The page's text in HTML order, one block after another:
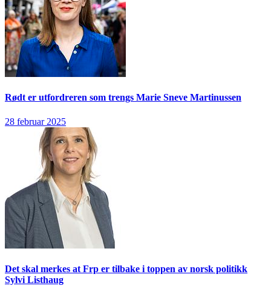
Rødt er utfordreren som trengs Marie Sneve Martinussen
28 februar 2025
Det skal merkes at Frp er tilbake i toppen av norsk politikk
Sylvi Listhaug